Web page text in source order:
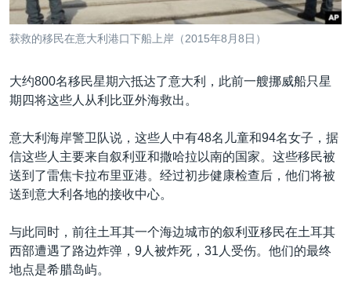
全球议题
环境
美国建国250周年
美国之音专访
重要讲话与声明
台海两岸关系
南中国海争端
关注西藏
GEN Z 看美国
关注我们
其他语言网站
获救的移民在意大利港口下船上岸（2015年8月8日）
大约800名移民星期六抵达了意大利，此前一艘挪威船只星
期四将这些人从利比亚外海救出。
意大利海岸警卫队说，这些人中有48名儿童和94名女子，据
信这些人主要来自叙利亚和撒哈拉以南的国家。这些移民被
送到了雷焦卡拉布里亚港。经过初步健康检查后，他们将被
送到意大利各地的接收中心。
与此同时，前往土耳其一个海边城市的叙利亚移民在土耳其
西部遭遇了路边炸弹，9人被炸死，31人受伤。他们的最终
地点是希腊岛屿。